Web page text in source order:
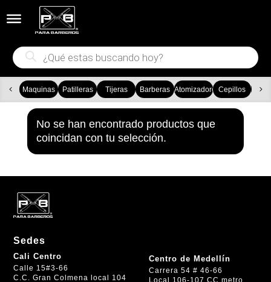
Búsqueda
de
productos
Maquinas Patilleras Tijeras Barberas AtomizadoresCepillos
No se han encontrado productos que
coincidan con tu selección.
Sedes
Cali Centro
Calle 15#3-66
C.C. Gran Colmena local 104
Centro de Medellín
Carrera 54 # 46-66